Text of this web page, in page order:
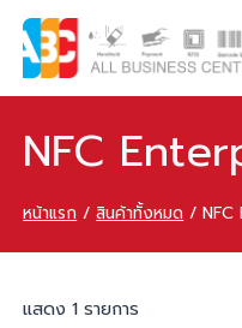
NFC
หน้าแรก / สินค้าทั้งหมด /
แสดง 1 รายการ